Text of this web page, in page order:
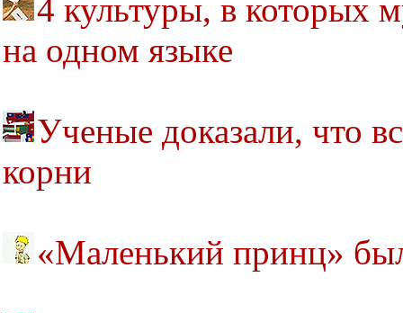
4 культуры, в которых
на одном языке
Ученые доказали, что
корни
«Маленький принц»